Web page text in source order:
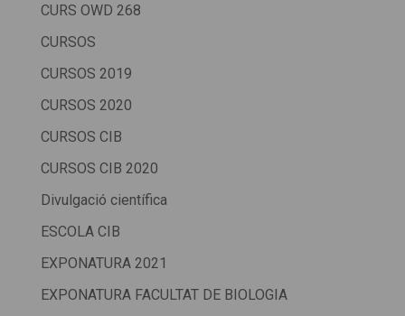
CURS OWD 268
CURSOS
CURSOS 2019
CURSOS 2020
CURSOS CIB
CURSOS CIB 2020
Divulgació científica
ESCOLA CIB
EXPONATURA 2021
EXPONATURA FACULTAT DE BIOLOGIA